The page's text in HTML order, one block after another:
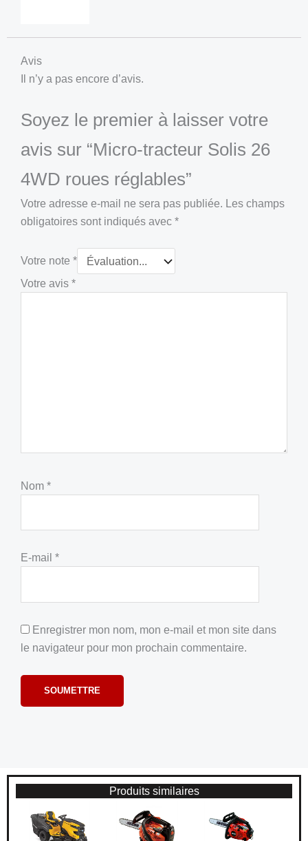
Avis
Il n’y a pas encore d’avis.
Soyez le premier à laisser votre
avis sur “Micro-tracteur Solis 26
4WD roues réglables”
Votre adresse e-mail ne sera pas publiée. Les champs
obligatoires sont indiqués avec *
Votre note *
Votre avis *
Nom *
E-mail *
Enregistrer mon nom, mon e-mail et mon site dans
le navigateur pour mon prochain commentaire.
Produits similaires